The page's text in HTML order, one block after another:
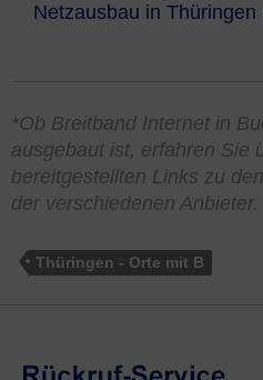
Netzausbau in Thüringen
*Ob Breitband Internet in
ausgebaut ist, erfahren Sie
bereitgestellten Links zu
der verschiedenen Anbieter.
Thüringen - Orte mit B